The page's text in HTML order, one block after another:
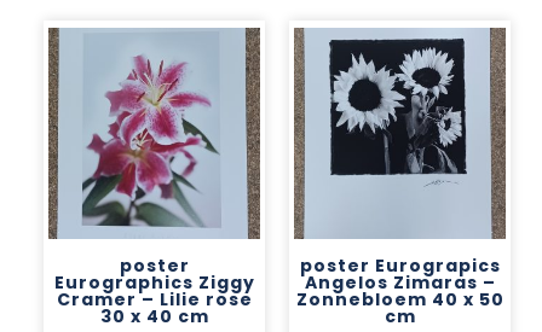
poster
Eurographics Ziggy
Cramer – Lilie rose
30 x 40 cm
poster Eurograpics
Angelos Zimaras –
Zonnebloem 40 x 50
cm